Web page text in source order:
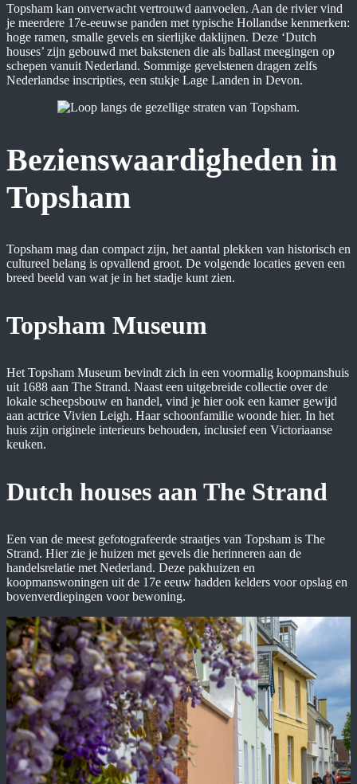
Topsham kan onverwacht vertrouwd aanvoelen. Aan de rivier vind
je meerdere 17e-eeuwse panden met typische Hollandse kenmerken:
hoge ramen, smalle gevels en sierlijke daklijnen. Deze ‘Dutch
houses’ zijn gebouwd met bakstenen die als ballast meegingen op
schepen vanuit Nederland. Sommige gevelstenen dragen zelfs
Nederlandse inscripties, een stukje Lage Landen in Devon.
Bezienswaardigheden in
Topsham
Topsham mag dan compact zijn, het aantal plekken van historisch en
cultureel belang is opvallend groot. De volgende locaties geven een
breed beeld van wat je in het stadje kunt zien.
Topsham Museum
Het Topsham Museum bevindt zich in een voormalig koopmanshuis
uit 1688 aan The Strand. Naast een uitgebreide collectie over de
lokale scheepsbouw en handel, vind je hier ook een kamer gewijd
aan actrice Vivien Leigh. Haar schoonfamilie woonde hier. In het
huis zijn originele interieurs behouden, inclusief een Victoriaanse
keuken.
Dutch houses aan The Strand
Een van de meest gefotografeerde straatjes van Topsham is The
Strand. Hier zie je huizen met gevels die herinneren aan de
handelsrelatie met Nederland. Deze pakhuizen en
koopmanswoningen uit de 17e eeuw hadden kelders voor opslag en
bovenverdiepingen voor bewoning.